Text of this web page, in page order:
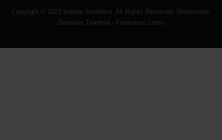
Copyright © 2021 Istituto Sanfelice. All Rights Reserved. Webmaster:
Damiano Trombini - Francesco Lotito